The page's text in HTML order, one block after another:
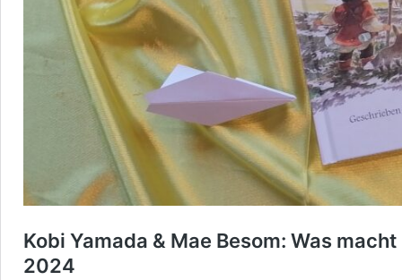
Kobi Yamada & Mae Besom: Was
2024